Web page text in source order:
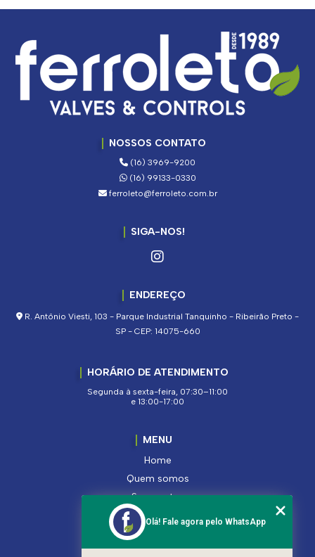
NOSSOS CONTATO
(16) 3969-9200
(16) 99133-0330
ferroleto@ferroleto.com.br
SIGA-NOS!
ENDEREÇO
R. Antônio Viesti, 103 - Parque Industrial Tanquinho - Ribeirão Preto -
SP - CEP: 14075-660
HORÁRIO DE ATENDIMENTO
Segunda à sexta-feira, 07:30–11:00
e 13:00-17:00
MENU
Home
Quem somos
Segmentos
Serviços
Produtos
Contato
Olá! Fale agora pelo WhatsApp